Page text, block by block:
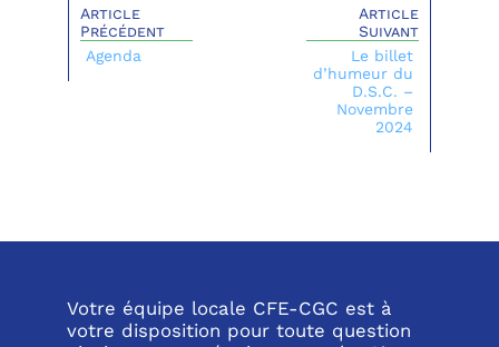
Article
Précédent
Agenda
Article
Suivant
Le billet
d’humeur du
D.S.C. –
Novembre
2024
Votre équipe locale CFE-CGC est à
votre disposition pour toute question